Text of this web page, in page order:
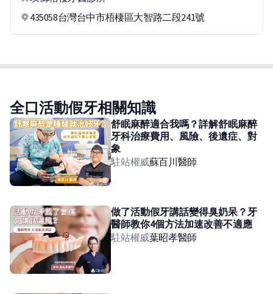
435058台灣台中市梧棲區大智路二段241號
全口活動假牙相關知識
舒眠麻醉適合我嗎？詳解舒眠麻醉
牙科治療費用、風險、後遺症、對
象
駐站權威蘇百川 醫師
做了活動假牙講話變得臭奶呆？牙
醫師教你4個方法加速改善不適應
駐站權威葉昭孝醫師